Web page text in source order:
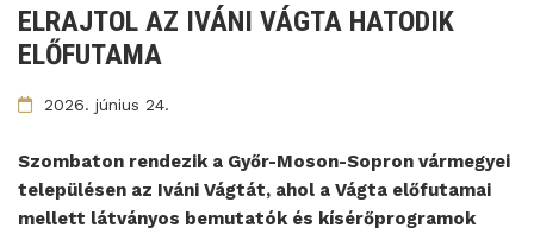
ELRAJTOL AZ IVÁNI VÁGTA HATODIK
ELŐFUTAMA
2026. június 24.
Szombaton rendezik a Győr-Moson-Sopron vármegyei
településen az Iváni Vágtát, ahol a Vágta előfutamai
mellett látványos bemutatók és kísérőprogramok